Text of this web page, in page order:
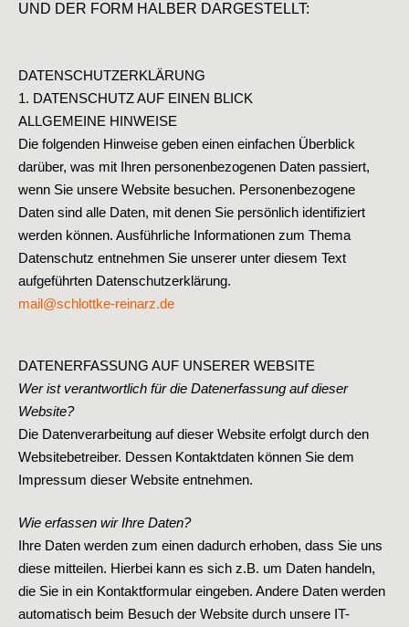
UND DER FORM HALBER DARGESTELLT:
DATENSCHUTZERKLÄRUNG
1. DATENSCHUTZ AUF EINEN BLICK
ALLGEMEINE HINWEISE
Die folgenden Hinweise geben einen einfachen Überblick
darüber, was mit Ihren personenbezogenen Daten passiert,
wenn Sie unsere Website besuchen. Personenbezogene
Daten sind alle Daten, mit denen Sie persönlich identifiziert
werden können. Ausführliche Informationen zum Thema
Datenschutz entnehmen Sie unserer unter diesem Text
aufgeführten Datenschutzerklärung.
mail@schlottke-reinarz.de
DATENERFASSUNG AUF UNSERER WEBSITE
Wer ist verantwortlich für die Datenerfassung auf dieser
Website?
Die Datenverarbeitung auf dieser Website erfolgt durch den
Websitebetreiber. Dessen Kontaktdaten können Sie dem
Impressum dieser Website entnehmen.
Wie erfassen wir Ihre Daten?
Ihre Daten werden zum einen dadurch erhoben, dass Sie uns
diese mitteilen. Hierbei kann es sich z.B. um Daten handeln,
die Sie in ein Kontaktformular eingeben. Andere Daten werden
automatisch beim Besuch der Website durch unsere IT-